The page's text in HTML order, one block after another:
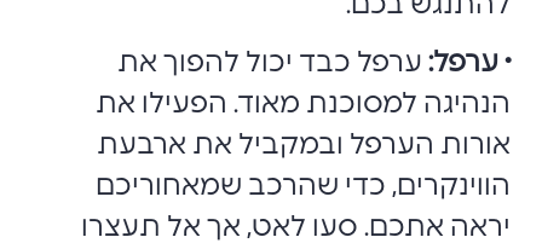
• ערפל:ערפל כבד יכול להפוך את
הנהיגה למסוכנת מאוד. הפעילו את
אורות הערפל ובמקביל את ארבעת
הווינקרים, כדי שהרכב שמאחוריכם
יראה אתכם. סעו לאט, אך אל תעצרו